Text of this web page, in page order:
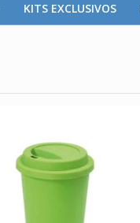
KITS EXCLUSIVOS